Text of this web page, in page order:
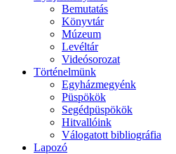
Bemutatás
Könyvtár
Múzeum
Levéltár
Videósorozat
Történelmünk
Egyházmegyénk
Püspökök
Segédpüspökök
Hitvallóink
Válogatott bibliográfia
Lapozó